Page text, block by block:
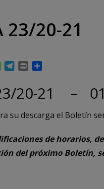
23/20-21
WhatsApp
Telegram
Print
20-21 –
su descarga el Boletín
de horarios,
del próximo Boletín,